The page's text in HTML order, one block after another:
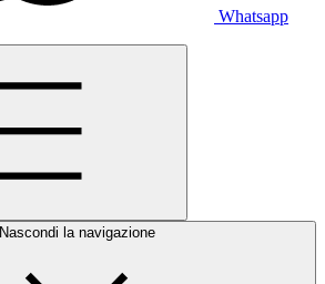
Whatsapp
Nascondi la navigazione